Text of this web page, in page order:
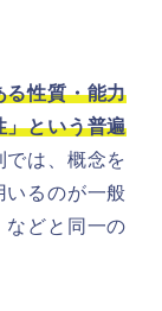
る性質・能力
」という普遍
では、概念を
いるのが一般
などと同一の